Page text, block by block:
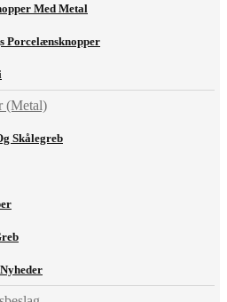
Med Metal
Porcelænsknopper
(Metal)
Skålegreb